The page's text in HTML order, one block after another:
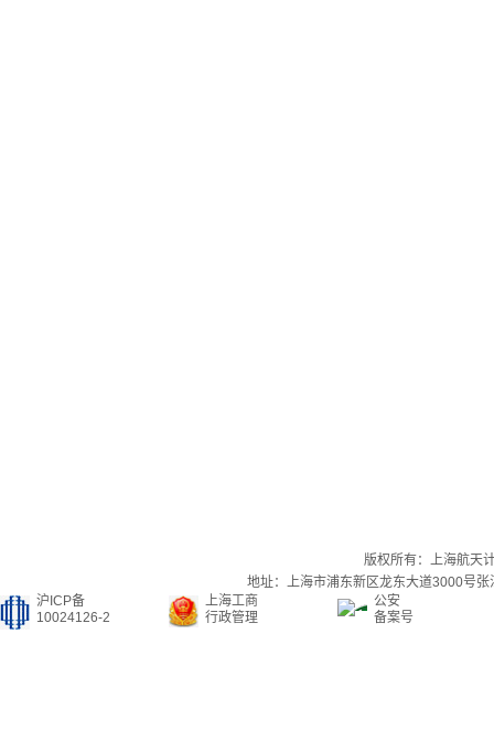
版权所有：上海航天
地址：上海市浦东新区龙东大道3000号
沪ICP备
10024126-2
上海工商
行政管理
公安
备案号